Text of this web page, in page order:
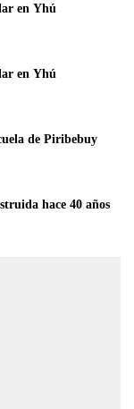
en Yhú
en Yhú
de Piribebuy
hace 40 años